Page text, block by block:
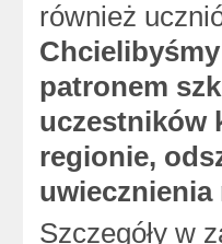
również
patronem
uczestników
regionie,
Szczegóły w